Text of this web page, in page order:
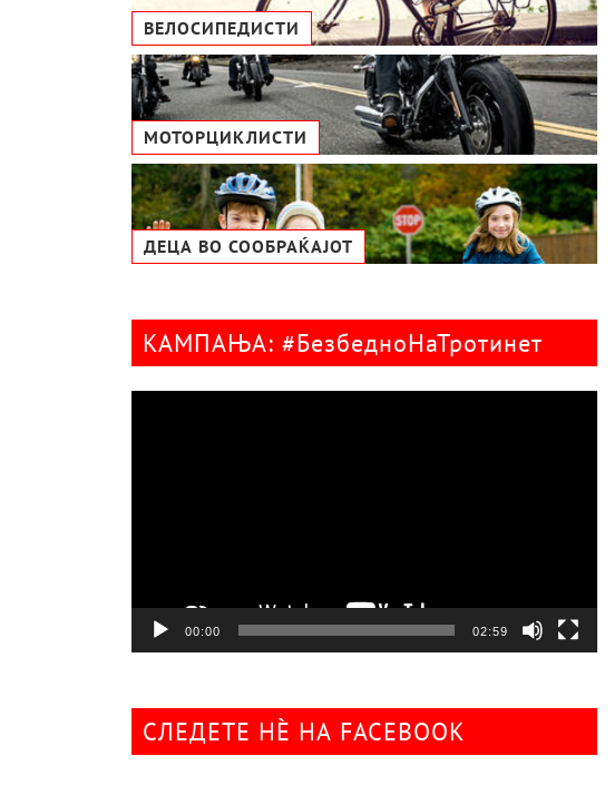
ВЕЛОСИПЕДИСТИ
МОТОРЦИКЛИСТИ
ДЕЦА ВО СООБРАЌАЈОТ
КАМПАЊА: #БезбедноНаТротинет
00:00 02:59
СЛЕДЕТЕ НÈ НА FACEBOOK